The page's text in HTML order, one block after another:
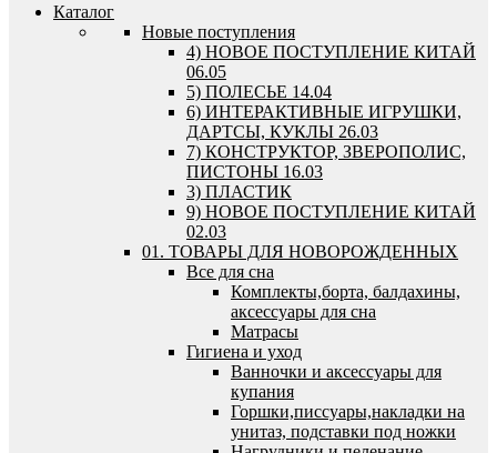
Каталог
Новые поступления
4) НОВОЕ ПОСТУПЛЕНИЕ КИТАЙ
06.05
5) ПОЛЕСЬЕ 14.04
6) ИНТЕРАКТИВНЫЕ ИГРУШКИ,
ДАРТСЫ, КУКЛЫ 26.03
7) КОНСТРУКТОР, ЗВЕРОПОЛИС,
ПИСТОНЫ 16.03
3) ПЛАСТИК
9) НОВОЕ ПОСТУПЛЕНИЕ КИТАЙ
02.03
01. ТОВАРЫ ДЛЯ НОВОРОЖДЕННЫХ
Все для сна
Комплекты,борта, балдахины,
аксессуары для сна
Матрасы
Гигиена и уход
Ванночки и аксессуары для
купания
Горшки,писсуары,накладки на
унитаз, подставки под ножки